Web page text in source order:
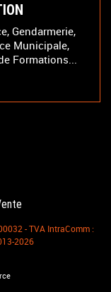
Gendarmerie,
Municipale,
Formations...
- TVA IntraComm :
2026